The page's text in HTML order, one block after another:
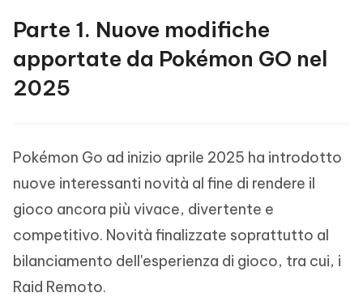
Parte 1. Nuove modifiche
apportate da Pokémon GO nel
2025
Pokémon Go ad inizio aprile 2025 ha introdotto
nuove interessanti novità al fine di rendere il
gioco ancora più vivace, divertente e
competitivo. Novità finalizzate soprattutto al
bilanciamento dell'esperienza di gioco, tra cui, i
Raid Remoto.